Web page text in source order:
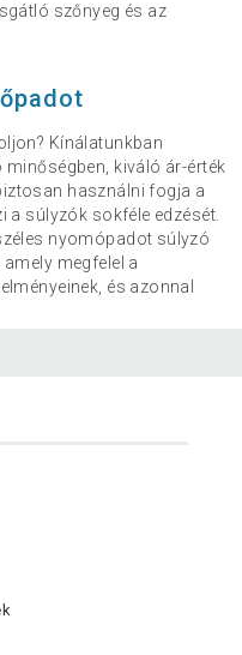
szőnyeg és az
Kínálatunkban
kiváló ár-érték
használni fogja a
a súlyzók sokféle edzését.
nyomópadot súlyzó
megfelel a
és azonnal